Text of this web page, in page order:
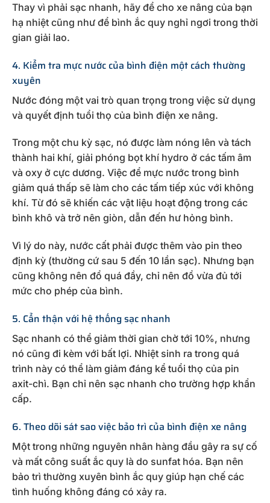
Thay vì phải sạc nhanh, hãy để cho xe nâng của bạn
hạ nhiệt cũng như để bình ắc quy nghỉ ngơi trong thời
gian giải lao.
4. Kiểm tra mực nước của bình điện một cách thường
xuyên
Nước đóng một vai trò quan trọng trong việc sử dụng
và quyết định tuổi thọ của bình điện xe nâng.
Trong một chu kỳ sạc, nó được làm nóng lên và tách
thành hai khí, giải phóng bọt khí hydro ở các tấm âm
và oxy ở cực dương. Việc để mực nước trong bình
giảm quá thấp sẽ làm cho các tấm tiếp xúc với không
khí. Từ đó sẽ khiến các vật liệu hoạt động trong các
bình khô và trở nên giòn, dẫn đến hư hỏng bình.
Vì lý do này, nước cất phải được thêm vào pin theo
định kỳ (thường cứ sau 5 đến 10 lần sạc). Nhưng bạn
cũng không nên đổ quá đầy, chỉ nên đổ vừa đủ tới
mức cho phép của bình.
5. Cẩn thận với hệ thống sạc nhanh
Sạc nhanh có thể giảm thời gian chờ tới 10%, nhưng
nó cũng đi kèm với bất lợi. Nhiệt sinh ra trong quá
trình này có thể làm giảm đáng kể tuổi thọ của pin
axit-chì. Bạn chỉ nên sạc nhanh cho trường hợp khẩn
cấp.
6. Theo dõi sát sao việc bảo trì của bình điện xe nâng
Một trong những nguyên nhân hàng đầu gây ra sự cố
và mất công suất ắc quy là do sunfat hóa. Bạn nên
bảo trì thường xuyên bình ắc quy giúp hạn chế các
tình huống không đáng có xảy ra.